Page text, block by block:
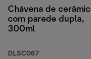
Chávena de
com parede dupla,
300ml
DLSC067